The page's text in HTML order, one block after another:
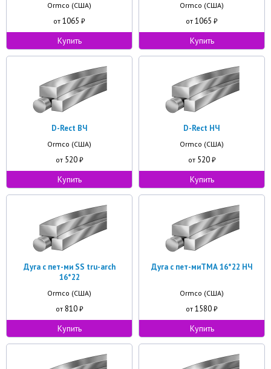
Ormco (США)
от 1065 ₽
Купить
Ormco (США)
от 1065 ₽
Купить
D-Rect ВЧ
Ormco (США)
от 520₽
Купить
D-Rect НЧ
Ormco (США)
от 520₽
Купить
Дуга с пет-ми SS tru-arch
16*22
Ormco (США)
от 810₽
Купить
Дуга с пет-миТМА 16*22 НЧ
Ormco (США)
от 1580 ₽
Купить